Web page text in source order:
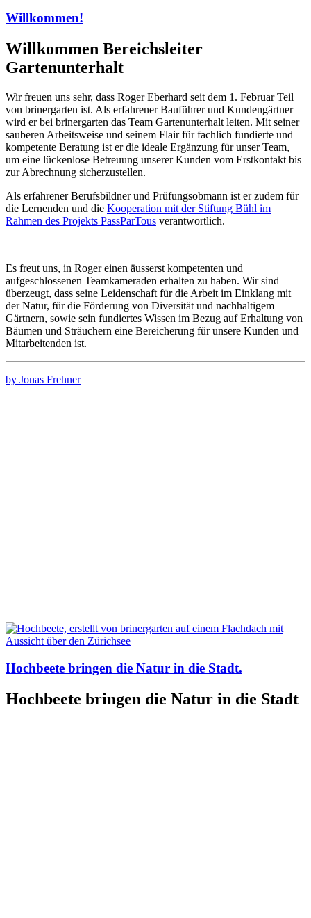
Willkommen!
Willkommen Bereichsleiter
Gartenunterhalt
Wir freuen uns sehr, dass Roger Eberhard seit dem 1. Februar Teil
von brinergarten ist. Als erfahrener Bauführer und Kundengärtner
wird er bei brinergarten das Team Gartenunterhalt leiten. Mit seiner
sauberen Arbeitsweise und seinem Flair für fachlich fundierte und
kompetente Beratung ist er die ideale Ergänzung für unser Team,
um eine lückenlose Betreuung unserer Kunden vom Erstkontakt bis
zur Abrechnung sicherzustellen.
Als erfahrener Berufsbildner und Prüfungsobmann ist er zudem für
die Lernenden und die Kooperation mit der Stiftung Bühl im
Rahmen des Projekts PassParTous verantwortlich.
Es freut uns, in Roger einen äusserst kompetenten und
aufgeschlossenen Teamkameraden erhalten zu haben. Wir sind
überzeugt, dass seine Leidenschaft für die Arbeit im Einklang mit
der Natur, für die Förderung von Diversität und nachhaltigem
Gärtnern, sowie sein fundiertes Wissen im Bezug auf Erhaltung von
Bäumen und Sträuchern eine Bereicherung für unsere Kunden und
Mitarbeitenden ist.
by Jonas Frehner
Hochbeete bringen die Natur in die Stadt.
Hochbeete bringen die Natur in die Stadt